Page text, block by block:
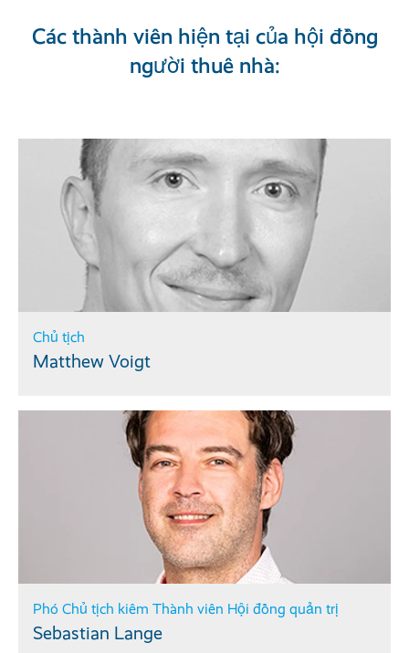
Các thành viên hiện tại của hội đồng
người thuê nhà:
Chủ tịch
Matthew Voigt
Phó Chủ tịch kiêm Thành viên Hội đồng quản trị
Sebastian Lange